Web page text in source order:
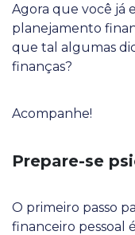
Agora que você já
planejamento
que tal algumas
finanças?
Acompanhe!
Prepare-se
O primeiro passo
financeiro pessoal